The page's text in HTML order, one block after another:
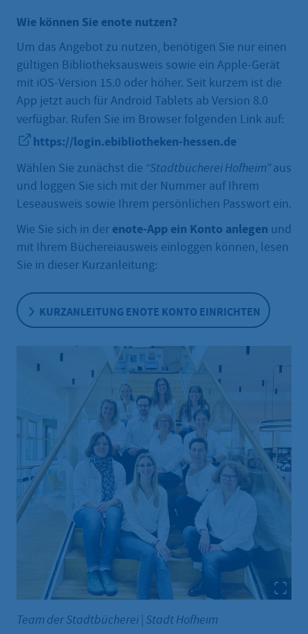
Wie können Sie enote nutzen?
Um das Angebot zu nutzen, benötigen Sie nur einen
gültigen Bibliotheksausweis sowie ein Apple-Gerät
mit iOS-Version 15.0 oder höher. Seit kurzem ist die
App jetzt auch für Android Tablets ab Version 8.0
verfügbar. Rufen Sie im Browser folgenden Link auf:
https://login.ebibliotheken-hessen.de
Wählen Sie zunächst die “Stadtbücherei Hofheim”aus
und loggen Sie sich mit der Nummer auf Ihrem
Leseausweis sowie Ihrem persönlichen Passwort ein.
Wie Sie sich in der enote-App ein Konto anlegen und
mit Ihrem Büchereiausweis einloggen können, lesen
Sie in dieser Kurzanleitung:
KURZANLEITUNG ENOTE KONTO EINRICHTEN
Team der Stadtbücherei | Stadt Hofheim